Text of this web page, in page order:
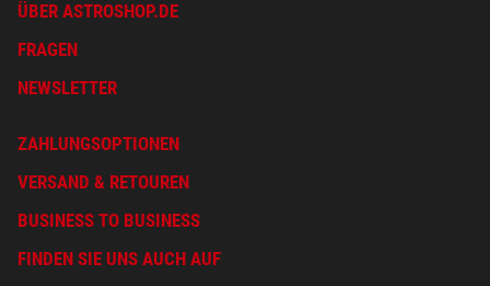
ÜBER ASTROSHOP.DE
FRAGEN
NEWSLETTER
ZAHLUNGSOPTIONEN
VERSAND & RETOUREN
BUSINESS TO BUSINESS
FINDEN SIE UNS AUCH AUF